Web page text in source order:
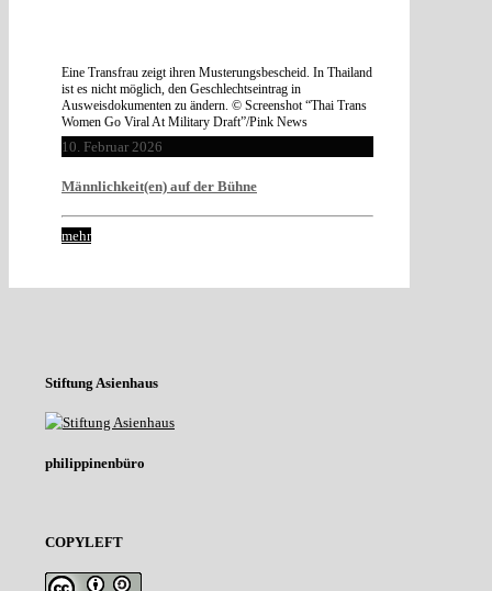
Eine Transfrau zeigt ihren Musterungsbescheid. In Thailand
ist es nicht möglich, den Geschlechtseintrag in
Ausweisdokumenten zu ändern. © Screenshot “Thai Trans
Women Go Viral At Military Draft”/Pink News
10. Februar 2026
Männlichkeit(en) auf der Bühne
mehr
Stiftung Asienhaus
philippinenbüro
COPYLEFT